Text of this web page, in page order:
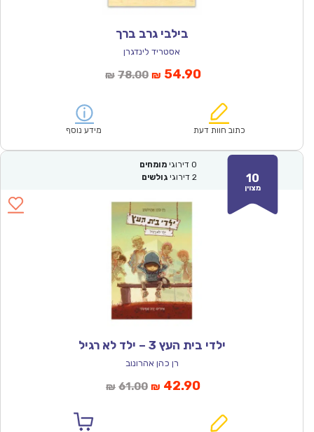
בילבי גרב ברך
אסטריד לינדגרן
₪ 78.00המחיר
₪78.00.
₪ 54.90המחיר
הוא:
כתוב חוות דעת מידע נוסף
10
מצוין
0 דירוגי מומחים
2 דירוגי גולשים
ילדי בית העץ 3 – ילד לא רגיל
רן כהן אהרונוב
₪ 61.00המחיר
₪ 42.90המחיר
הוא: